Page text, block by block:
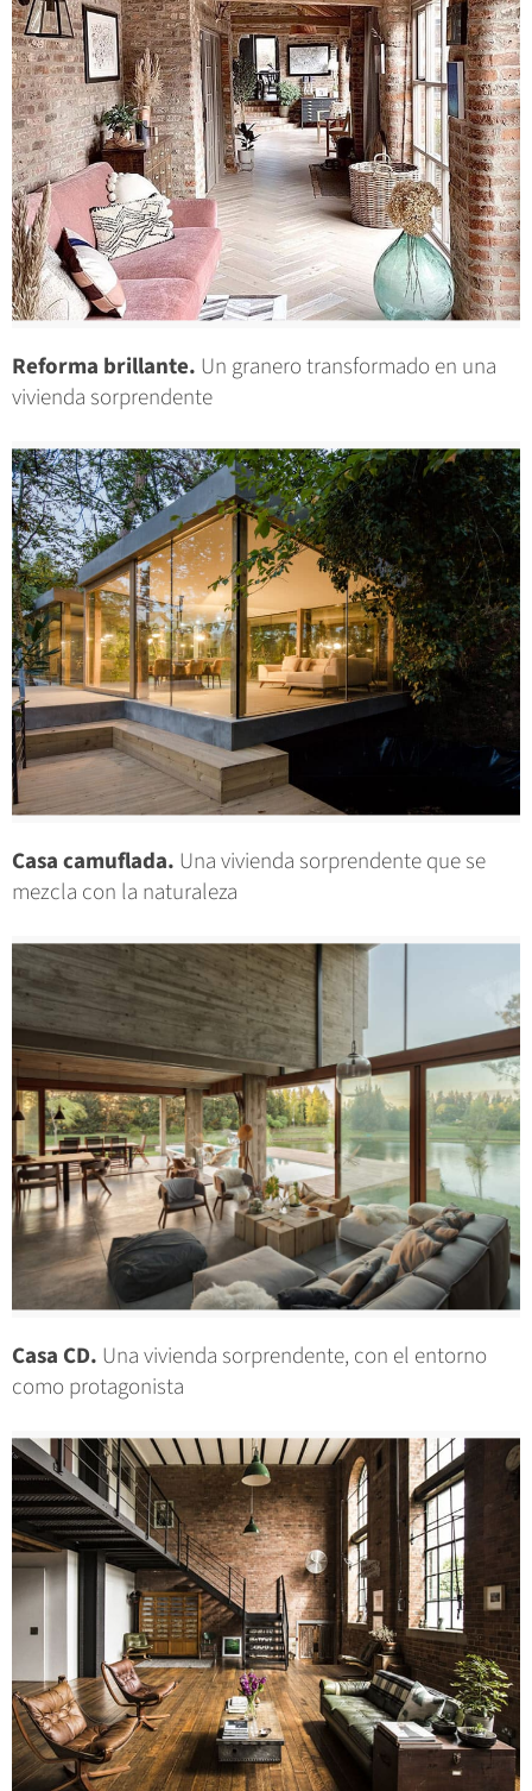
Reforma brillante. Un granero transformado en una
vivienda sorprendente
Casa camuflada. Una vivienda sorprendente que se
mezcla con la naturaleza
Casa CD. Una vivienda sorprendente, con el entorno
como protagonista